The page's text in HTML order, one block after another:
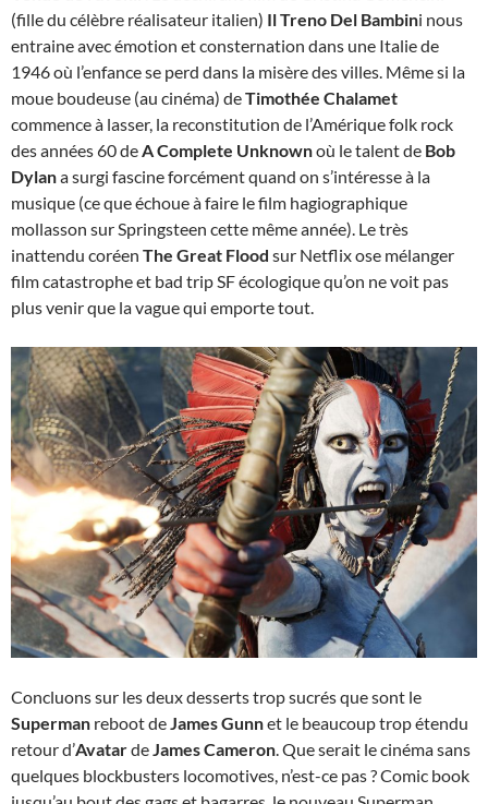
(fille du célèbre réalisateur italien) Il Treno Del Bambini nous
entraine avec émotion et consternation dans une Italie de
1946 où l’enfance se perd dans la misère des villes. Même si la
moue boudeuse (au cinéma) deTimothée Chalamet
commence à lasser, la reconstitution de l’Amérique folk rock
des années 60 de A Complete Unknownoù le talent de Bob
Dylana surgi fascine forcément quand on s’intéresse à la
musique (ce que échoue à faire le film hagiographique
mollasson sur Springsteen cette même année). Le très
inattendu coréen The Great Flood sur Netflix ose mélanger
film catastrophe et bad trip SF écologique qu’on ne voit pas
plus venir que la vague qui emporte tout.
Concluons sur les deux desserts trop sucrés que sont le
Superman reboot deJames Gunnet le beaucoup trop étendu
retour d’AvatardeJames Cameron. Que serait le cinéma sans
quelques blockbusters locomotives, n’est-ce pas ? Comic book